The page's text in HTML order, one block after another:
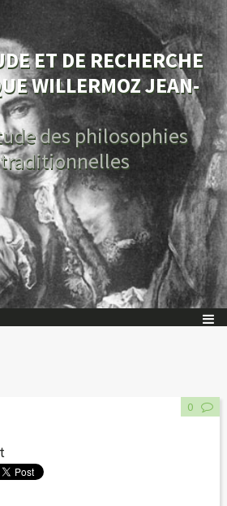
ET DE RECHERCHE
WILLERMOZ JEAN-
des philosophies
0